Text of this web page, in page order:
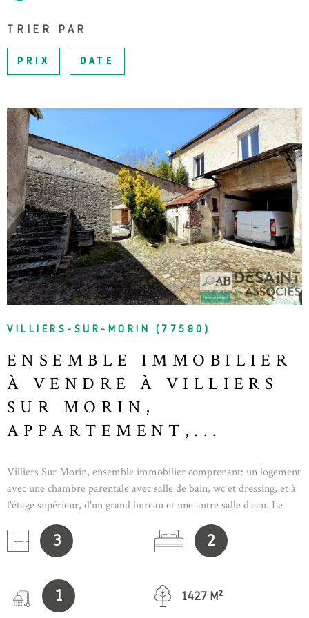
TRIER PAR
PRIX DATE
VILLIERS-SUR-MORIN (77580)
ENSEMBLE IMMOBILIER
À VENDRE À VILLIERS
SUR MORIN,
APPARTEMENT,...
Villiers Sur Morin, ensemble immobilier comprenant: un logement
avec une chambre parentale avec salle de bain, wc et dressing, et à
l'étage supérieur, d'un grand bureau et une autre salle d'eau. Le
bien peut facilement etre transformé en duplex type F3. A
l'extérieur, une grange de 90 m² au sol sur 2 niveaux offre de
nombreuses possibilités d'aménagement. L'ensemble est implanté
Prix 299 000 euros, honoraires à la charge du vendeur.
Information d'affichage énergétique sur ce bien : classe ENERGIE
3 2
1 1427 M²
VOIR LE BIEN